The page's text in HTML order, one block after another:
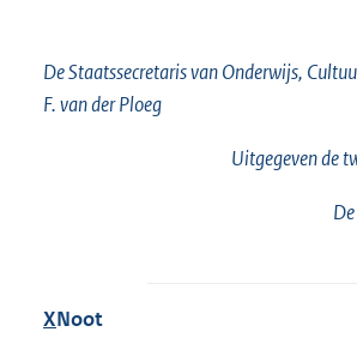
De Staatssecretaris van Onderwijs,
F. van der Ploeg
Uitgegeven de
XNoot